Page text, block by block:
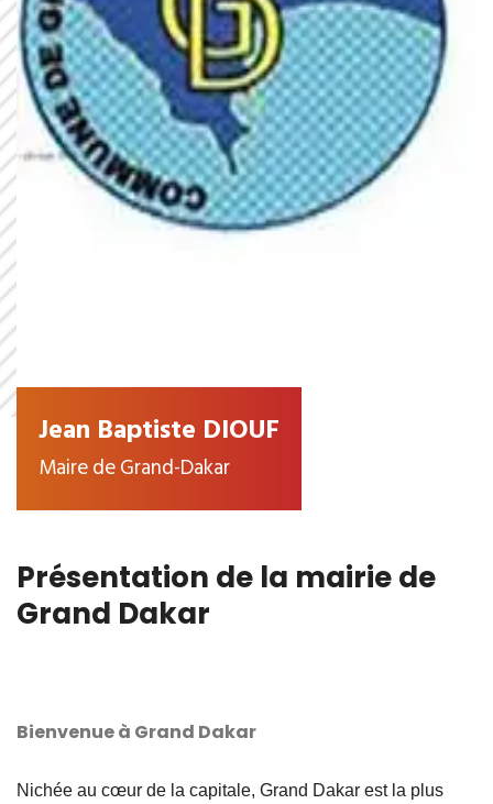
Jean Baptiste DIOUF
Maire de Grand-Dakar
Présentation de la mairie de
Grand Dakar
Bienvenue à Grand Dakar
Nichée au cœur de la capitale, Grand Dakar est la plus